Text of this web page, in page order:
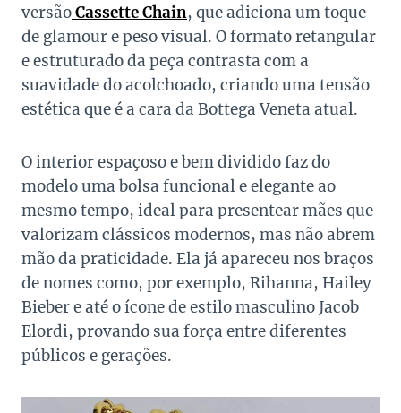
versãoCassette Chain, que adiciona um toque
de glamour e peso visual. O formato retangular
e estruturado da peça contrasta com a
suavidade do acolchoado, criando uma tensão
estética que é a cara da Bottega Veneta atual.
O interior espaçoso e bem dividido faz do
modelo uma bolsa funcional e elegante ao
mesmo tempo, ideal para presentear mães que
valorizam clássicos modernos, mas não abrem
mão da praticidade. Ela já apareceu nos braços
de nomes como, por exemplo, Rihanna, Hailey
Bieber e até o ícone de estilo masculino Jacob
Elordi, provando sua força entre diferentes
públicos e gerações.